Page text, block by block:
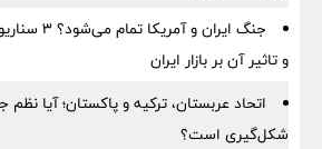
جنگ ایران
و تاثیر آن بر بازار ایران
اتحاد عربستان، ترکیه و پاکستان؛ آیا نظم
شکل‌گیری است؟